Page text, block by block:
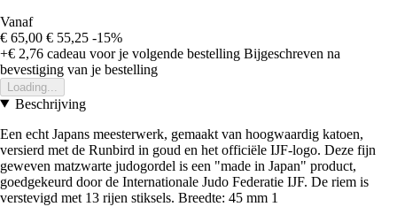
Vanaf
€ 65,00 € 55,25 -15%
+€ 2,76 cadeau voor je volgende bestelling Bijgeschreven na
bevestiging van je bestelling
Loading...
Beschrijving
Een echt Japans meesterwerk, gemaakt van hoogwaardig katoen,
versierd met de Runbird in goud en het officiële IJF-logo. Deze fijn
geweven matzwarte judogordel is een "made in Japan" product,
goedgekeurd door de Internationale Judo Federatie IJF. De riem is
verstevigd met 13 rijen stiksels. Breedte: 45 mm 1